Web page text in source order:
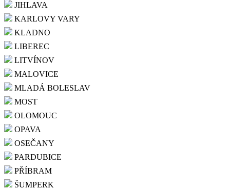
JIHLAVA
KARLOVY VARY
KLADNO
LIBEREC
LITVÍNOV
MALOVICE
MLADÁ BOLESLAV
MOST
OLOMOUC
OPAVA
OSEČANY
PARDUBICE
PŘÍBRAM
ŠUMPERK